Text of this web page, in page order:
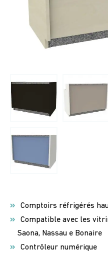
Comptoirs réfrigérés
Compatible avec les
Saona, Nassau e Bonaire
Contrôleur numérique